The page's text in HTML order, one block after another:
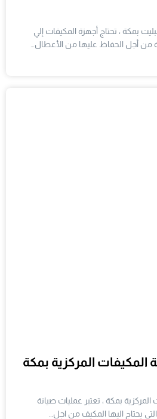
بمكة ، تحتاج أجهزة المكيفات إلي
من أجل الحفاظ عليها من الأعطال…
المركزية بمكة
بمكة ، تعتبر عمليات صيانة
يحتاج اليها المكيف من اجل…